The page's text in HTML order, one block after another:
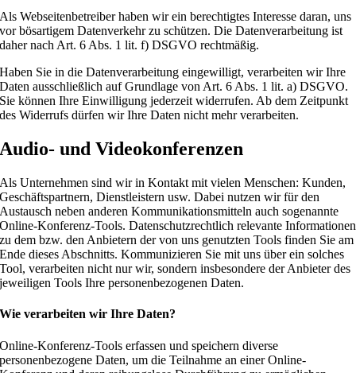
Als Webseitenbetreiber haben wir ein berechtigtes Interesse daran, uns
vor bösartigem Datenverkehr zu schützen. Die Datenverarbeitung ist
daher nach Art. 6 Abs. 1 lit. f) DSGVO rechtmäßig.
Haben Sie in die Datenverarbeitung eingewilligt, verarbeiten wir Ihre
Daten ausschließlich auf Grundlage von Art. 6 Abs. 1 lit. a) DSGVO.
Sie können Ihre Einwilligung jederzeit widerrufen. Ab dem Zeitpunkt
des Widerrufs dürfen wir Ihre Daten nicht mehr verarbeiten.
Audio- und Videokonferenzen
Als Unternehmen sind wir in Kontakt mit vielen Menschen: Kunden,
Geschäftspartnern, Dienstleistern usw. Dabei nutzen wir für den
Austausch neben anderen Kommunikationsmitteln auch sogenannte
Online-Konferenz-Tools. Datenschutzrechtlich relevante Informationen
zu dem bzw. den Anbietern der von uns genutzten Tools finden Sie am
Ende dieses Abschnitts. Kommunizieren Sie mit uns über ein solches
Tool, verarbeiten nicht nur wir, sondern insbesondere der Anbieter des
jeweiligen Tools Ihre personenbezogenen Daten.
Wie verarbeiten wir Ihre Daten?
Online-Konferenz-Tools erfassen und speichern diverse
personenbezogene Daten, um die Teilnahme an einer Online-